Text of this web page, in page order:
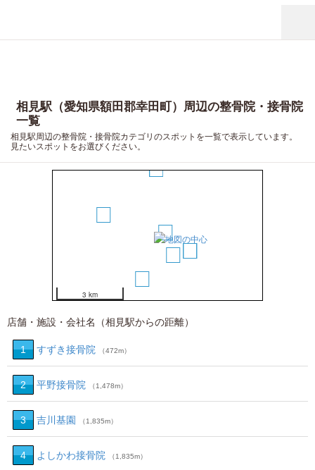
相見駅（愛知県額田郡幸田町）周辺の整骨院・接骨院
一覧
相見駅周辺の整骨院・接骨院カテゴリのスポットを一覧で表示しています。
見たいスポットをお選びください。
1
7
8
3 km
店舗・施設・会社名（相見駅からの距離）
1 すずき接骨院 （472m）
2 平野接骨院 （1,478m）
3 吉川基園 （1,835m）
4 よしかわ接骨院 （1,835m）